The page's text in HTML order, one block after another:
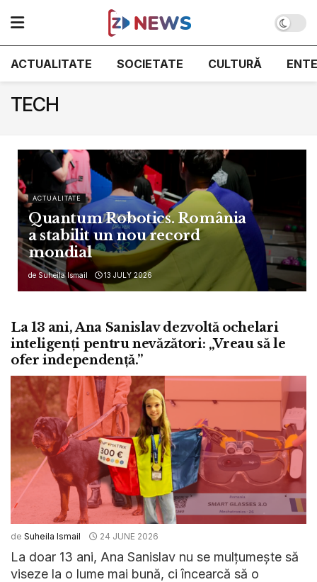
ACTUALITATE SOCIETATE CULTURĂ
TECH
ACTUALITATE
Quantum Robotics. România
a stabilit un nou record
mondial
de Suheila Ismail 13 JULY 2026
La 13 ani, Ana Sanislav dezvoltă ochelari
inteligenți pentru nevăzători: „Vreau să le
ofer independență.”
de Suheila Ismail 24 JUNE 2026
La doar 13 ani, Ana Sanislav nu se mulțumește să
viseze la o lume mai bună, ci încearcă să o